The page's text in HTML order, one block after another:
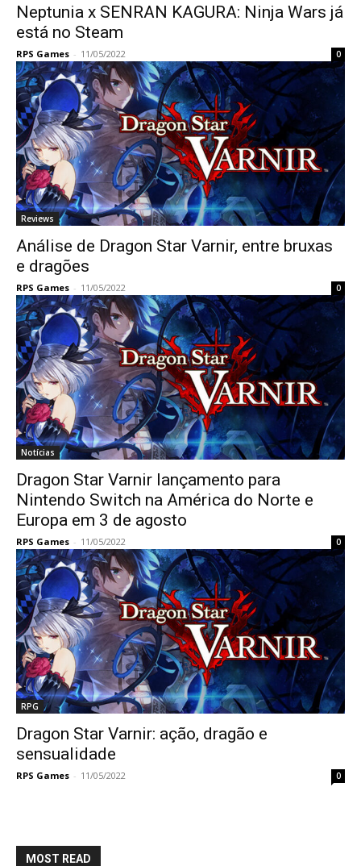
Neptunia x SENRAN KAGURA: Ninja Wars já
está no Steam
RPS Games - 11/05/2022 0
Reviews
Análise de Dragon Star Varnir, entre bruxas
e dragões
RPS Games - 11/05/2022 0
Notícias
Dragon Star Varnir lançamento para
Nintendo Switch na América do Norte e
Europa em 3 de agosto
RPS Games - 11/05/2022 0
RPG
Dragon Star Varnir: ação, dragão e
sensualidade
RPS Games - 11/05/2022 0
MOST READ